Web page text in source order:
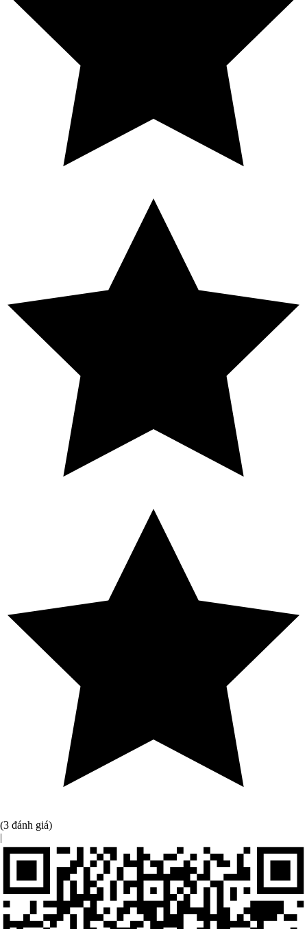
(3 đánh giá)
|